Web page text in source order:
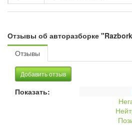
Отзывы об авторазборке
Отзывы
Добавить отзыв
Показать: